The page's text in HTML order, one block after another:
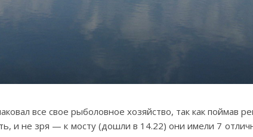
все свое рыболовное хозяйство, так как поймав
и не зря — к мосту (дошли в 14.22) они имели 7